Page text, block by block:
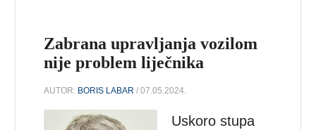
Zabrana upravljanja vozilom
nije problem liječnika
AUTOR: BORIS LABAR / 07.05.2024.
Uskoro stupa